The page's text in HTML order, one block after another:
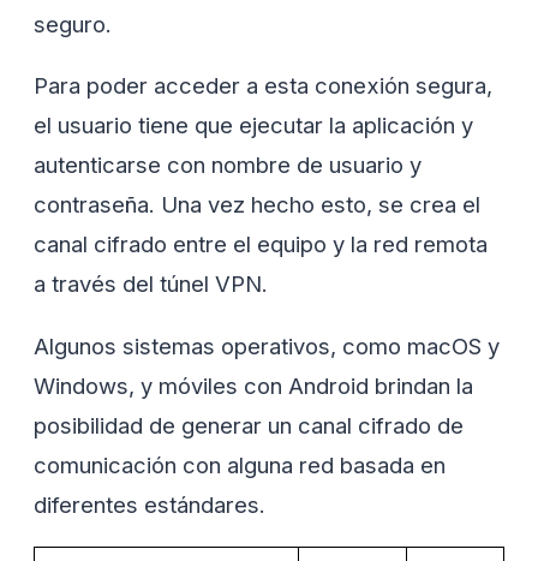
seguro.
Para poder acceder a esta conexión segura,
el usuario tiene que ejecutar la aplicación y
autenticarse con nombre de usuario y
contraseña. Una vez hecho esto, se crea el
canal cifrado entre el equipo y la red remota
a través del túnel VPN.
Algunos sistemas operativos, como macOS y
Windows, y móviles con Android brindan la
posibilidad de generar un canal cifrado de
comunicación con alguna red basada en
diferentes estándares.